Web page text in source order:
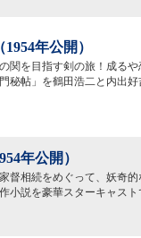
年公開）
関を目指す剣の旅！成る
秘帖」を鶴田浩二と内出
年公開）
督相続をめぐって、妖奇
小説を豪華スターキャス